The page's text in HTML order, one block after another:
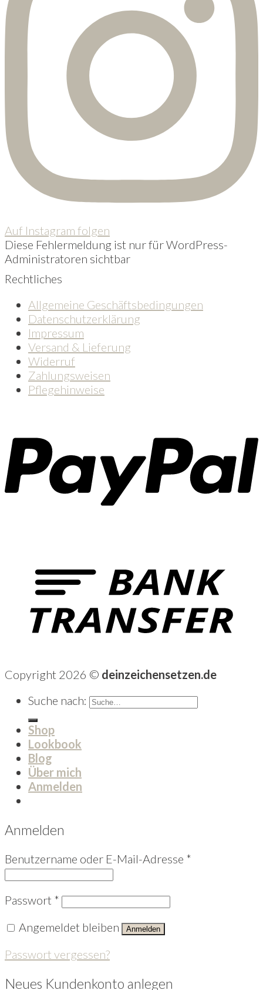
Auf Instagram folgen
Diese Fehlermeldung ist nur für WordPress-
Administratoren sichtbar
Rechtliches
Allgemeine Geschäftsbedingungen
Datenschutzerklärung
Impressum
Versand & Lieferung
Widerruf
Zahlungsweisen
Pflegehinweise
Copyright 2026 © deinzeichensetzen.de
Suche nach:
Shop
Lookbook
Blog
Über mich
Anmelden
Anmelden
Benutzername oder E-Mail-Adresse *
Passwort *
Angemeldet bleiben
Anmelden
Passwort vergessen?
Neues Kundenkonto anlegen